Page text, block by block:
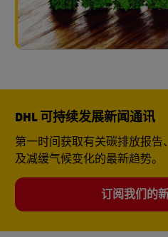
DHL 可持续发展新闻通讯
第一时间获取有关碳排放报
及减缓气候变化的最新趋势。
订阅我们的